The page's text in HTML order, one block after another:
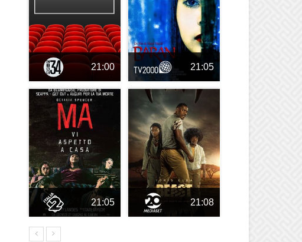
21:00 21:05
21:05 21:08